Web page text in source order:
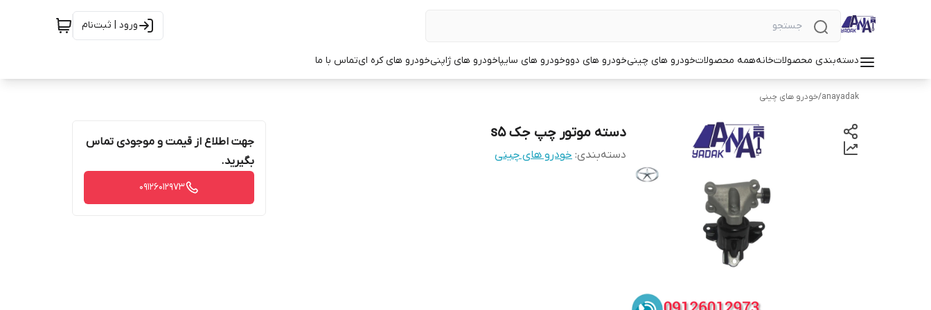
ورود | ثبت‌نام
دسته‌بندی محصولاتخانههمه محصولاتخودرو های چینیخودرو های دووخودرو های سایپاخودرو های ژاپنیخودرو های کره ایتماس با ما
anayadak
/خودرو های چینی
دسته موتور چپ جک s5
دسته‌بندی: خودرو های چینی
جهت اطلاع از قیمت و موجودی تماس
بگیرید.
09126012973